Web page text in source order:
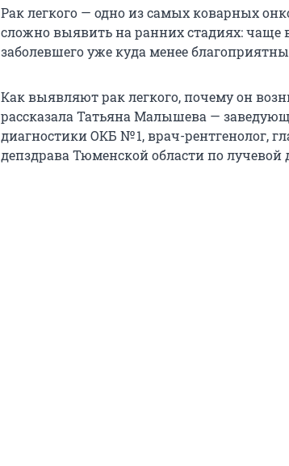
Рак легкого — одно из самых коварных
сложно выявить на ранних стадиях: чаще
заболевшего уже куда менее
Как выявляют рак легкого, почему он
рассказала Татьяна Малышева —
диагностики ОКБ № 1, врач-рентгенолог,
депздрава Тюменской области по лучевой